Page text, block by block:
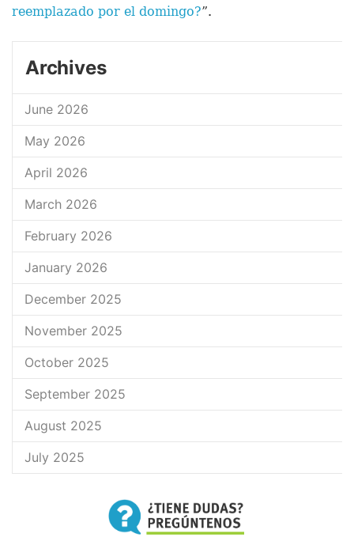
reemplazado por el domingo?”.
Archives
June 2026
May 2026
April 2026
March 2026
February 2026
January 2026
December 2025
November 2025
October 2025
September 2025
August 2025
July 2025